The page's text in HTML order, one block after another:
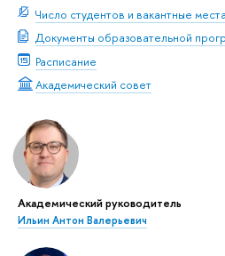
Число студентов и вакантные места
Документы образовательной
Расписание
Академический совет
Академический руководитель
Ильин Антон Валерьевич